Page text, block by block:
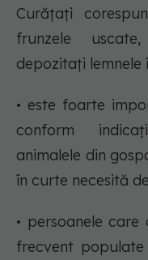
Curățați
frunzele
depozitați lemnele
• este foarte
conform
animalele din
în curte necesită
• persoanele
frecvent